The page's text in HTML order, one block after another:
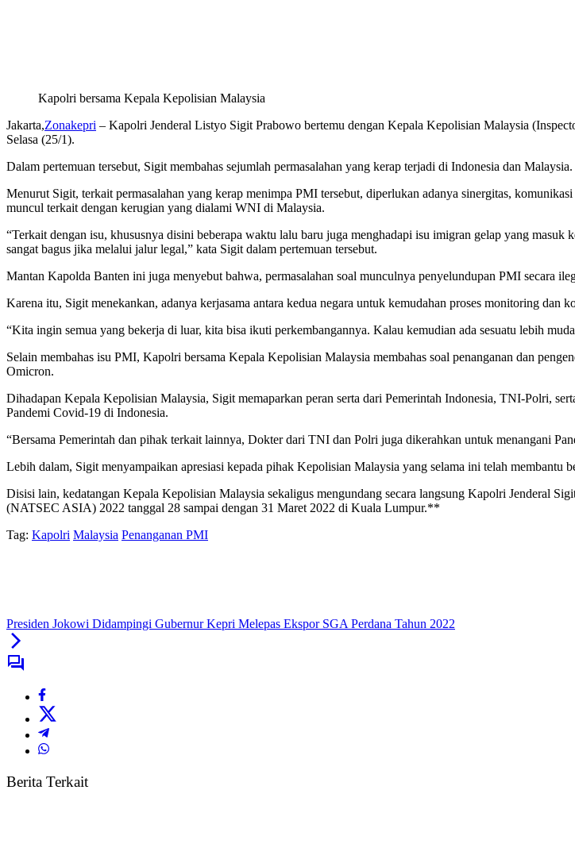
Kapolri bersama Kepala Kepolisian Malaysia
Jakarta,Zonakepri – Kapolri Jenderal Listyo Sigit Prabowo bertemu dengan Kepala Kepolisian Malaysia
Selasa (25/1).
Dalam pertemuan tersebut, Sigit membahas sejumlah permasalahan yang kerap terjadi di Indonesia dan
Menurut Sigit, terkait permasalahan yang kerap menimpa PMI tersebut, diperlukan adanya sinergitas,
muncul terkait dengan kerugian yang dialami WNI di Malaysia.
“Terkait dengan isu, khususnya disini beberapa waktu lalu baru juga menghadapi isu imigran gelap yang
sangat bagus jika melalui jalur legal,” kata Sigit dalam pertemuan tersebut.
Mantan Kapolda Banten ini juga menyebut bahwa, permasalahan soal munculnya penyelundupan PMI secara
Karena itu, Sigit menekankan, adanya kerjasama antara kedua negara untuk kemudahan proses monitoring dan
“Kita ingin semua yang bekerja di luar, kita bisa ikuti perkembangannya. Kalau kemudian ada sesuatu lebih
Selain membahas isu PMI, Kapolri bersama Kepala Kepolisian Malaysia membahas soal penanganan dan
Omicron.
Dihadapan Kepala Kepolisian Malaysia, Sigit memaparkan peran serta dari Pemerintah Indonesia, TNI-Polri,
Pandemi Covid-19 di Indonesia.
“Bersama Pemerintah dan pihak terkait lainnya, Dokter dari TNI dan Polri juga dikerahkan untuk menangani
Lebih dalam, Sigit menyampaikan apresiasi kepada pihak Kepolisian Malaysia yang selama ini telah membantu
Disisi lain, kedatangan Kepala Kepolisian Malaysia sekaligus mengundang secara langsung Kapolri Jenderal
(NATSEC ASIA) 2022 tanggal 28 sampai dengan 31 Maret 2022 di Kuala Lumpur.**
Tag: Kapolri Malaysia Penanganan PMI
Presiden Jokowi Didampingi Gubernur Kepri Melepas Ekspor SGA Perdana Tahun 2022
Berita Terkait